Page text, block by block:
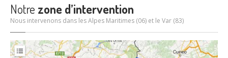
Notre zone d’intervention
Nous intervenons dans les Alpes Maritimes (06) et le Var (83)